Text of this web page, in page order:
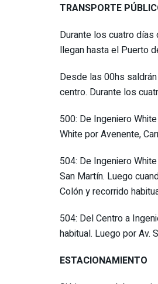
TRANSPORTE
Durante los cuatro
llegan hasta el Puerto
Desde las 00hs
centro. Durante los
500: De Ingeniero
White por Avenente,
504: De Ingeniero
San Martín. Luego
Colón y recorrido
504: Del Centro a
habitual. Luego por Av.
ESTACIONAMIENTO